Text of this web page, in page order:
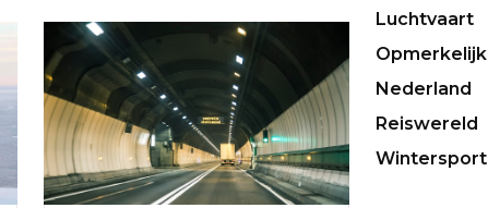
Luchtvaart
Opmerkelijk
Nederland
Reiswereld
Wintersport